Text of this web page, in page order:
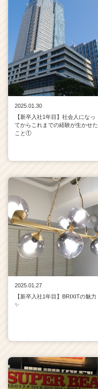
2025.01.30
【新卒入社1年目】社会人になっ
てからこれまでの経験が生かせた
こと①
2025.01.27
【新卒入社1年目】BRIXITの魅力
✨